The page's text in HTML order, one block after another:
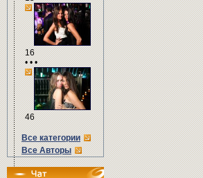
16
• • •
46
Все категории
Все Авторы